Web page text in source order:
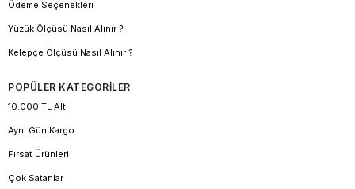
Ödeme Seçenekleri
Yüzük Ölçüsü Nasıl Alınır ?
Kelepçe Ölçüsü Nasıl Alınır ?
POPÜLER KATEGORİLER
10.000 TL Altı
Aynı Gün Kargo
Fırsat Ürünleri
Çok Satanlar